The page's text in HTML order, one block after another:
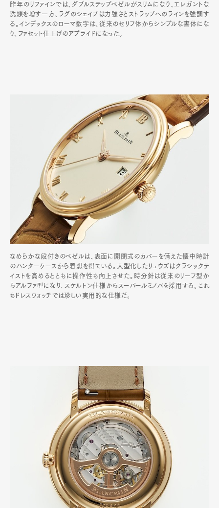
昨年のリファインでは、ダブルステップベゼルがスリムになり、エレガントな
洗練を増す一方、ラグのシェイプは力強さとストラップへのラインを強調す
る。インデックスのローマ数字は、従来のセリフ体からシンプルな書体にな
り、ファセット仕上げのアプライドになった。
なめらかな段付きのベゼルは、表面に開閉式のカバーを備えた懐中時計
のハンターケースから着想を得ている。大型化したリュウズはクラシックテ
イストを高めるとともに操作性も向上させた。時分針は従来のリーフ型か
らアルファ型になり､スケルトン仕様からスーパールミノバを採用する｡これ
もドレスウォッチでは珍しい実用的な仕様だ｡